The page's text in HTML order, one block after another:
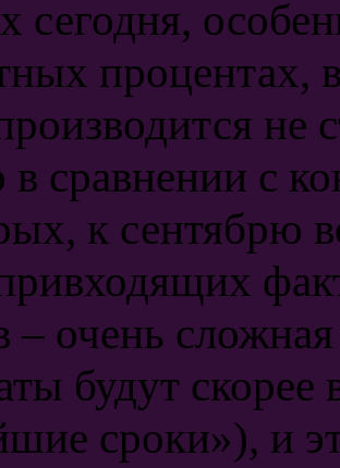
сегодня,
процентах,
не
в сравнении с
к сентябрю
– очень
будут скорее
сроки»), и